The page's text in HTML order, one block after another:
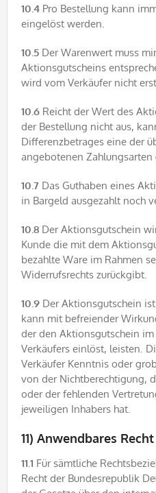
10.4 Pro Bestellung kann
eingelöst werden.
10.5 Der Warenwert muss
Aktionsgutscheins
wird vom Verkäufer nicht
10.6 Reicht der Wert des
der Bestellung nicht aus,
Differenzbetrages eine der
angebotenen
10.7 Das Guthaben eines
in Bargeld ausgezahlt noch
10.8 Der Aktionsgutschein
Kunde die mit dem
bezahlte Ware im Rahmen
Widerrufsrechts zurückgibt.
10.9 Der Aktionsgutschein
kann mit befreiender
der den Aktionsgutschein
Verkäufers einlöst, leisten.
Verkäufer Kenntnis oder
von der Nichtberechtigung,
oder der fehlenden
jeweiligen Inhabers hat.
11) Anwendbares Recht
11.1 Für sämtliche
Recht der Bundesrepublik